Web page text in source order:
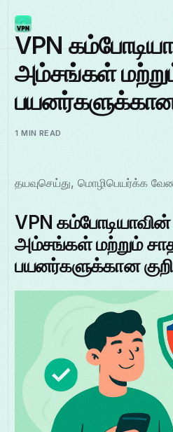
தமிழ்
Download
VPN
அம்சங்கள்
பயனர்களுக்கான
1 MIN READ
தயவுசெய்து, மொழிபெயர்க்க
VPN கம்போடியாவின்
அம்சங்கள் மற்றும்
பயனர்களுக்கான